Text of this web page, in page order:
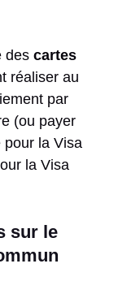
des cartes
réaliser au
par
(ou payer
pour la Visa
la Visa
sur le